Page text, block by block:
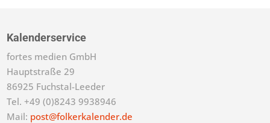
Kalenderservice
fortes medien GmbH
Hauptstraße 29
86925 Fuchstal-Leeder
Tel. +49 (0)8243 9938946
Mail: post@folkerkalender.de